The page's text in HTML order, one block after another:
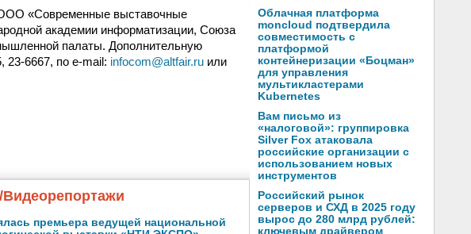
«Современные выставочные
академии информатизации, Союза
палаты. Дополнительную
23-6667, по e-mail: infocom@altfair.ru или
премьера ведущей национальной
Облачная платформа
moncloud подтвердила
совместимость с
платформой
контейнеризации «Боцман»
для управления
мультикластерами
Kubernetes
Вам письмо из
«налоговой»: группировка
Silver Fox атаковала
российские организации с
использованием новых
инструментов
Российский рынок
серверов и СХД в 2025 году
вырос до 280 млрд рублей:
ключевым драйвером